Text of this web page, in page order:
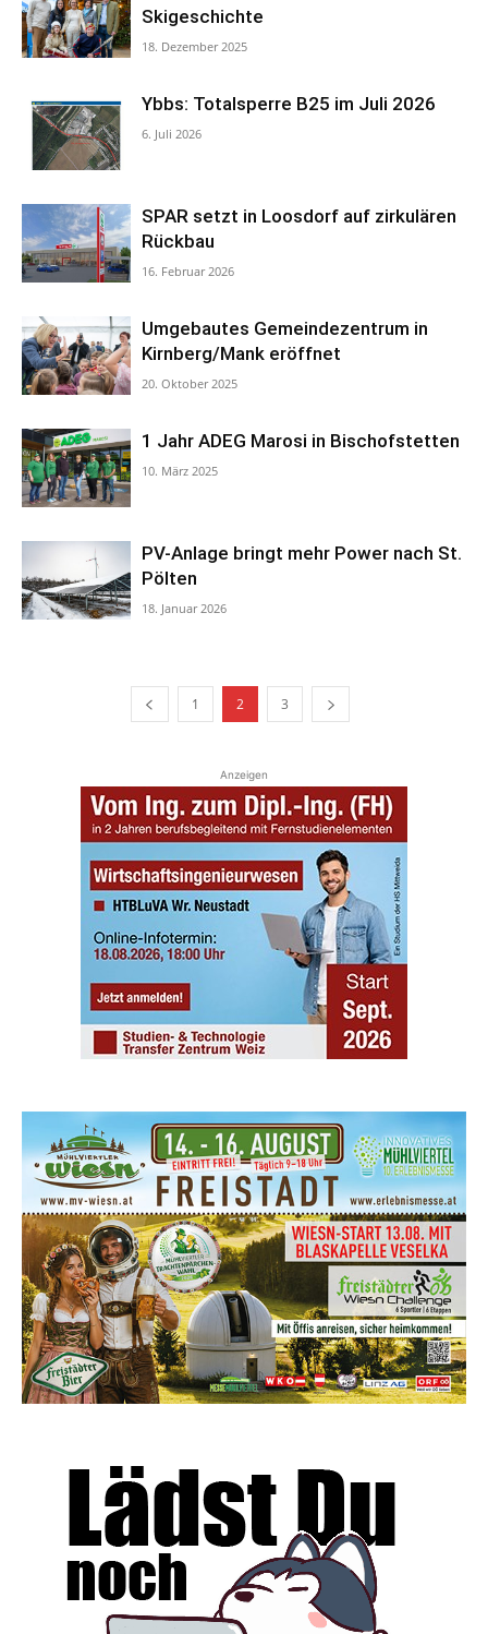
Skigeschichte
18. Dezember 2025
Ybbs: Totalsperre B25 im Juli 2026
6. Juli 2026
SPAR setzt in Loosdorf auf zirkulären
Rückbau
16. Februar 2026
Umgebautes Gemeindezentrum in
Kirnberg/Mank eröffnet
20. Oktober 2025
1 Jahr ADEG Marosi in Bischofstetten
10. März 2025
PV-Anlage bringt mehr Power nach St.
Pölten
18. Januar 2026
1 2 3
Anzeigen